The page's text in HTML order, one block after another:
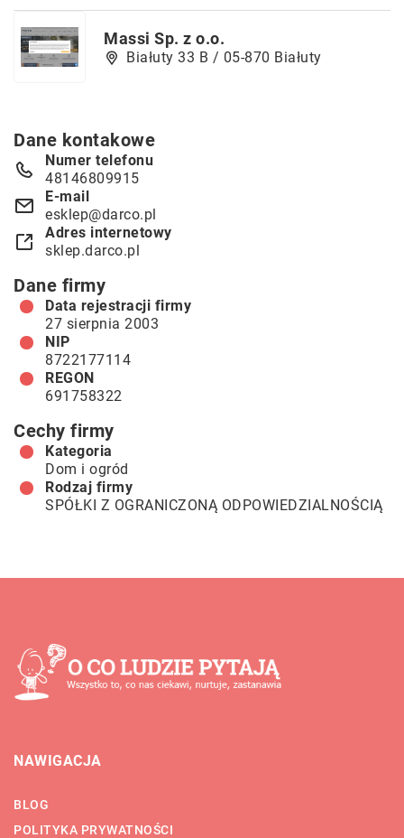
Massi Sp. z o.o.
Białuty 33 B / 05-870 Białuty
Dane kontakowe
Numer telefonu
48146809915
E-mail
esklep@darco.pl
Adres internetowy
sklep.darco.pl
Dane firmy
Data rejestracji firmy
27 sierpnia 2003
NIP
8722177114
REGON
691758322
Cechy firmy
Kategoria
Dom i ogród
Rodzaj firmy
SPÓŁKI Z OGRANICZONĄ ODPOWIEDZIALNOŚCIĄ
NAWIGACJA
BLOG
POLITYKA PRYWATNOŚCI